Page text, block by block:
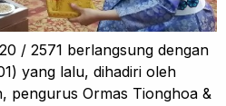
/ 2571 berlangsung dengan
yang lalu, dihadiri oleh
pengurus Ormas Tionghoa &